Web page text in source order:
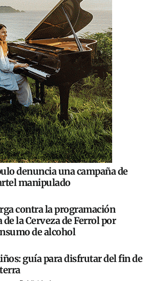
denuncia una campaña de
manipulado
contra la programación
la Cerveza de Ferrol por
de alcohol
guía para disfrutar del fin de